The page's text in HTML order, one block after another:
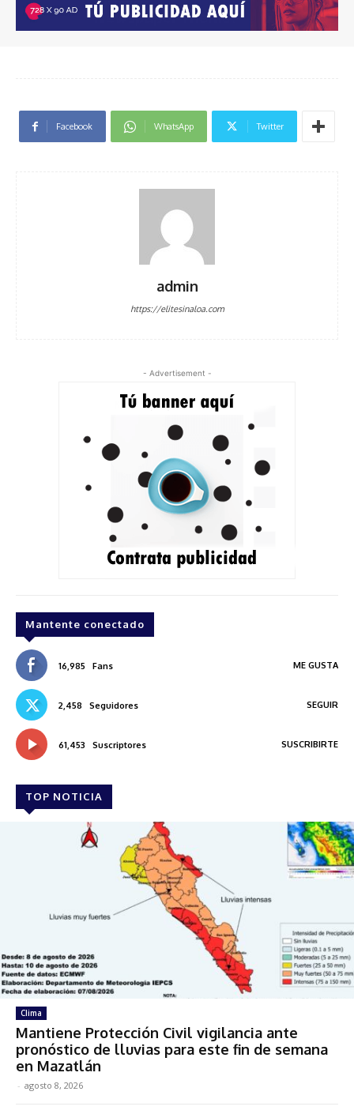
Facebook WhatsApp Twitter
admin
https://elitesinaloa.com
- Advertisement -
Mantente conectado
16,985 Fans ME GUSTA
2,458 Seguidores SEGUIR
61,453 Suscriptores SUSCRIBIRTE
TOP NOTICIA
Clima
Mantiene Protección Civil vigilancia ante
pronóstico de lluvias para este fin de semana
en Mazatlán
- agosto 8, 2026